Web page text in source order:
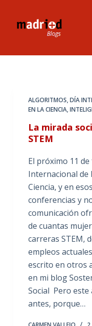
ALGORITMOS,DÍA
EN LA CIENCIA,
La mirada
STEM
El próximo 11
Internacional de
Ciencia, y en
conferencias y
comunicación
de cuantas
carreras STEM,
empleos
escrito en otros
en mi blog
Social Pero
antes, porque…